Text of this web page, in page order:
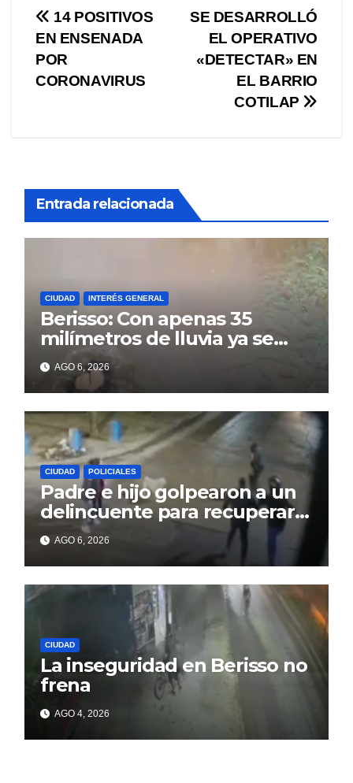
Navegación
de
entradas
SE DESARROLLÓ
EL OPERATIVO
«DETECTAR» EN
EL BARRIO
COTILAP
14 POSITIVOS
EN ENSENADA
POR
CORONAVIRUS
Entrada relacionada
CIUDAD INTERÉS GENERAL
Berisso: Con apenas 35
milímetros de lluvia ya se
sienten los problemas
AGO 6, 2026
CIUDAD POLICIALES
Padre e hijo golpearon a un
delincuente para recuperar
un celular robado en Berisso
AGO 6, 2026
CIUDAD
La inseguridad en Berisso no
frena
AGO 4, 2026